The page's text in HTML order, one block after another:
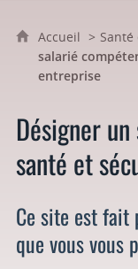
Accueil
salarié
entreprise
Désigner
santé et
Ce site est fait
que vous vous